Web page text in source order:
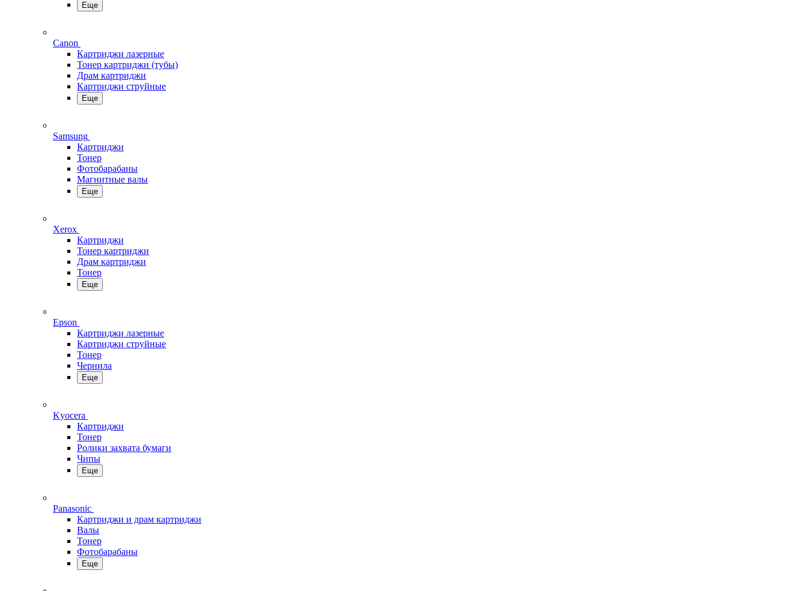
Еще
Canon
Картриджи лазерные
Тонер картриджи (тубы)
Драм картриджи
Картриджи струйные
Еще
Samsung
Картриджи
Тонер
Фотобарабаны
Магнитные валы
Еще
Xerox
Картриджи
Тонер картриджи
Драм картриджи
Тонер
Еще
Epson
Картриджи лазерные
Картриджи струйные
Тонер
Чернила
Еще
Kyocera
Картриджи
Тонер
Ролики захвата бумаги
Чипы
Еще
Panasonic
Картриджи и драм картриджи
Валы
Тонер
Фотобарабаны
Еще